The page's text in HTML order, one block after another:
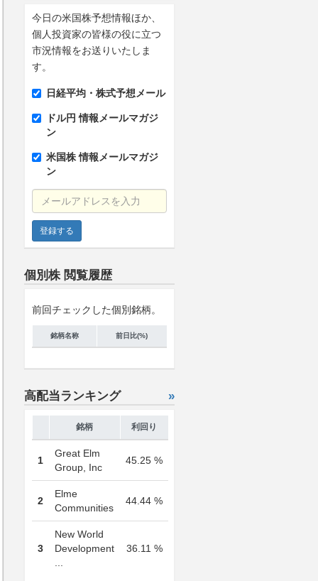
今日の米国株予想情報ほか、
個人投資家の皆様の役に立つ
市況情報をお送りいたしま
す。
日経平均・株式予想メール
ドル円 情報メールマガジ
ン
米国株 情報メールマガジ
ン
メールアドレスを入力
個別株 閲覧履歴
前回チェックした個別銘柄。
銘柄名称 前日比(%)
高配当ランキング »
銘柄 利回り
1
Great Elm
Group, Inc
45.25 %
2
Elme
Communities
44.44 %
3
New World
Development
36.11 %